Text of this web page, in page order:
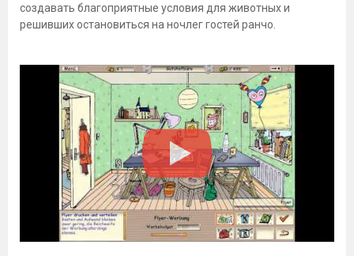
создавать благоприятные условия для животных и
решивших остановиться на ночлег гостей ранчо.